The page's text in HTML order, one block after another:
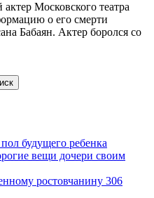
Московского театра
о его смерти
Бабаян. Актер боролся со
будущего ребенка
вещи дочери своим
ростовчанину 306